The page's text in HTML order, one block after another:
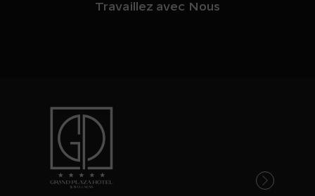
Travaillez avec Nous